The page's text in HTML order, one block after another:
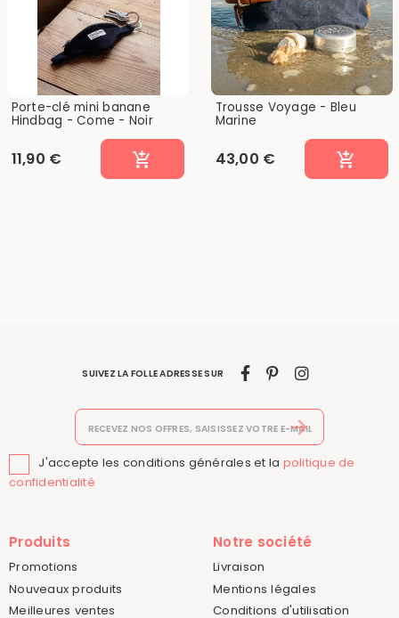
Porte-clé mini banane
Hindbag - Come - Noir
11,90 €
Trousse Voyage - Bleu
Marine
43,00 €
J'accepte les conditions générales et la politique de
confidentialité
SUIVEZ LA FOLLE ADRESSE SUR
Produits
Promotions
Nouveaux produits
Meilleures ventes
Notre société
Livraison
Mentions légales
Conditions d'utilisation